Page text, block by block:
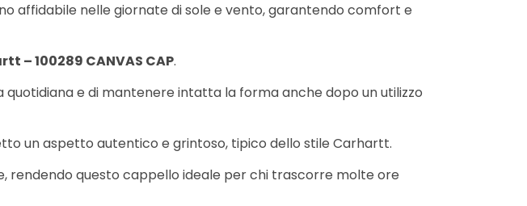
affidabile nelle giornate di sole e vento, garantendo comfort e
– 100289 CANVAS CAP.
quotidiana e di mantenere intatta la forma anche dopo un utilizzo
un aspetto autentico e grintoso, tipico dello stile Carhartt.
rendendo questo cappello ideale per chi trascorre molte ore